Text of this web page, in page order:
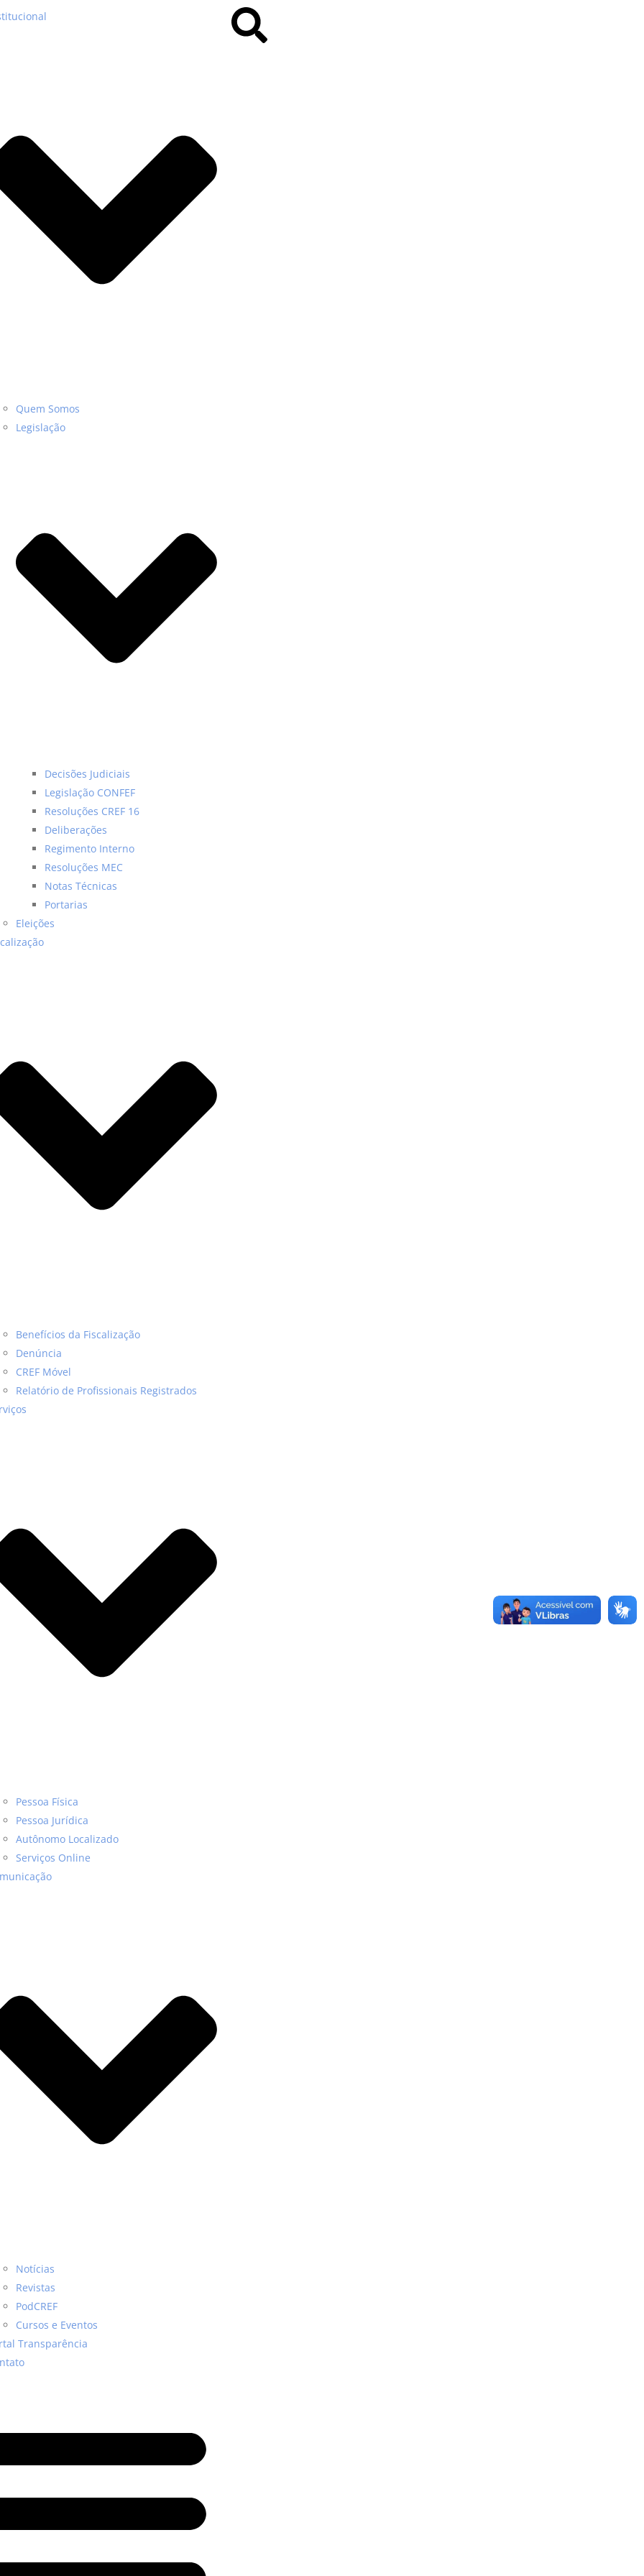
Quem Somos
Legislação
Decisões Judiciais
Legislação CONFEF
Resoluções CREF 16
Deliberações
Regimento Interno
Resoluções MEC
Notas Técnicas
Portarias
Eleições
Benefícios da Fiscalização
Denúncia
CREF Móvel
Relatório de Profissionais Registrados
Pessoa Física
Pessoa Jurídica
Autônomo Localizado
Serviços Online
Notícias
Revistas
PodCREF
Cursos e Eventos
Transparência